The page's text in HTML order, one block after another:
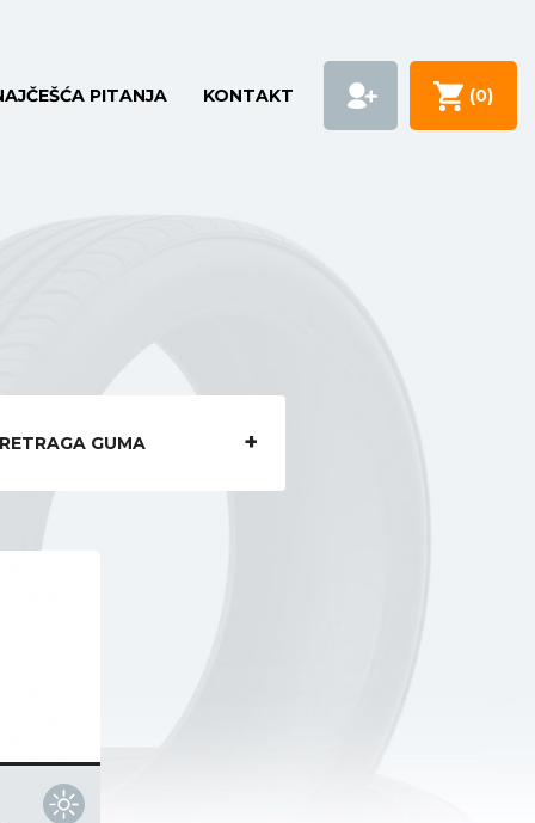
PITANJA KONTAKT (0)
GUMA